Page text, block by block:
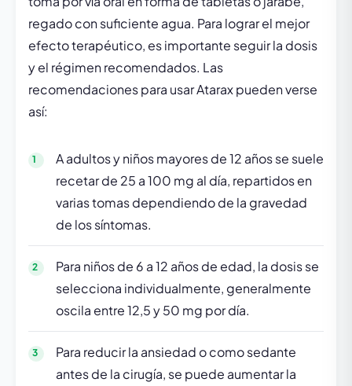
regado con suficiente agua. Para lograr el mejor
efecto terapéutico, es importante seguir la dosis
y el régimen recomendados. Las
recomendaciones para usar Atarax pueden verse
así:
A adultos y niños mayores de 12 años se suele
recetar de 25 a 100 mg al día, repartidos en
varias tomas dependiendo de la gravedad
de los síntomas.
Para niños de 6 a 12 años de edad, la dosis se
selecciona individualmente, generalmente
oscila entre 12,5 y 50 mg por día.
Para reducir la ansiedad o como sedante
antes de la cirugía, se puede aumentar la